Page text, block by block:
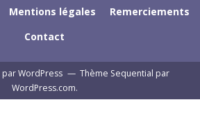
Mentions légales
Remerciements
Contact
WordPress — Thème Sequential par
WordPress.com.